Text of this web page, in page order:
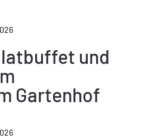
und
Gartenhof